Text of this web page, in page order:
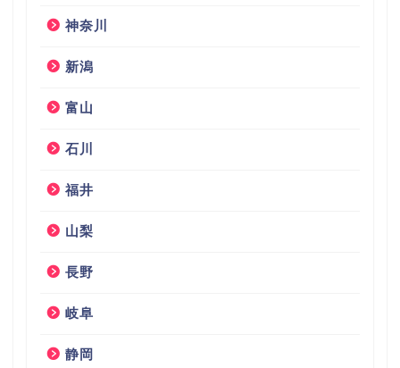
神奈川
新潟
富山
石川
福井
山梨
長野
岐阜
静岡